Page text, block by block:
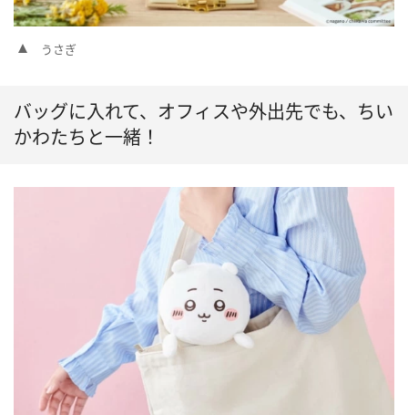
うさぎ
バッグに入れて、オフィスや外出先でも、ちい
かわたちと一緒！